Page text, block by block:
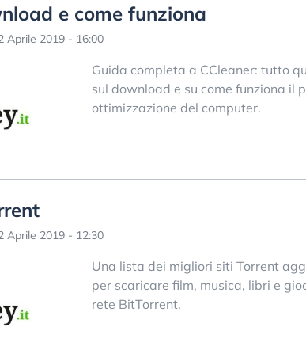
e come funziona
Aprile 2019 - 16:00
Guida completa a CCleaner: tutto
sul download e su come funziona il
ottimizzazione del computer.
Aprile 2019 - 12:30
Una lista dei migliori siti Torrent
per scaricare film, musica, libri e
rete BitTorrent.